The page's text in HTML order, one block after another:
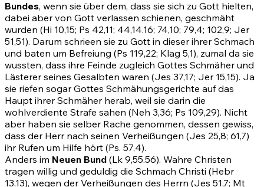
Bundes, wenn sie über dem, dass sie sich zu Gott hielten,
dabei aber von Gott verlassen schienen, geschmäht
wurden (Hi 10,15; Ps 42,11; 44,14.16; 74,10; 79,4; 102,9; Jer
51,51). Darum schrieen sie zu Gott in dieser ihrer Schmach
und baten um Befreiung (Ps 119,22; Klag 5,1), zumal da sie
wussten, dass ihre Feinde zugleich Gottes Schmäher und
Lästerer seines Gesalbten waren (Jes 37,17; Jer 15,15). Ja
sie riefen sogar Gottes Schmähungsgerichte auf das
Haupt ihrer Schmäher herab, weil sie darin die
wohlverdiente Strafe sahen (Neh 3,36; Ps 109,29). Nicht
aber haben sie selber Rache genommen, dessen gewiss,
dass der Herr nach seinen Verheißungen (Jes 25,8; 61,7)
ihr Rufen um Hilfe hört (Ps. 57,4).
Anders im Neuen Bund (Lk 9,55.56). Wahre Christen
tragen willig und geduldig die Schmach Christi (Hebr
13,13), wegen der Verheißungen des Herrn (Jes 51,7; Mt